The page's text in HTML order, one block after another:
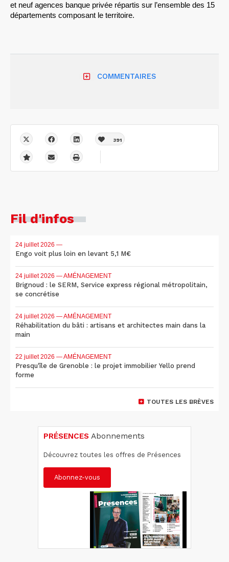
et neuf agences banque privée répartis sur l’ensemble des 15
départements composant le territoire.
COMMENTAIRES
391
Fil d'infos
24 juillet 2026 —
Engo voit plus loin en levant 5,1 M€
24 juillet 2026 — AMÉNAGEMENT
Brignoud : le SERM, Service express régional métropolitain,
se concrétise
24 juillet 2026 — AMÉNAGEMENT
Réhabilitation du bâti : artisans et architectes main dans la
main
22 juillet 2026 — AMÉNAGEMENT
Presqu'île de Grenoble : le projet immobilier Yello prend
forme
TOUTES LES BRÈVES
PRÉSENCES Abonnements
Découvrez toutes les offres de Présences
Abonnez-vous